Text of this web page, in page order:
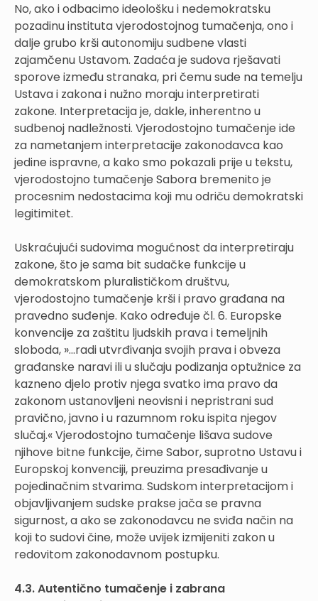
No, ako i odbacimo ideološku i nedemokratsku
pozadinu instituta vjerodostojnog tumačenja, ono i
dalje grubo krši autonomiju sudbene vlasti
zajamčenu Ustavom. Zadaća je sudova rješavati
sporove između stranaka, pri čemu sude na temelju
Ustava i zakona i nužno moraju interpretirati
zakone. Interpretacija je, dakle, inherentno u
sudbenoj nadležnosti. Vjerodostojno tumačenje ide
za nametanjem interpretacije zakonodavca kao
jedine ispravne, a kako smo pokazali prije u tekstu,
vjerodostojno tumačenje Sabora bremenito je
procesnim nedostacima koji mu odriču demokratski
legitimitet.
Uskraćujući sudovima mogućnost da interpretiraju
zakone, što je sama bit sudačke funkcije u
demokratskom pluralističkom društvu,
vjerodostojno tumačenje krši i pravo građana na
pravedno suđenje. Kako određuje čl. 6. Europske
konvencije za zaštitu ljudskih prava i temeljnih
sloboda, »...radi utvrđivanja svojih prava i obveza
građanske naravi ili u slučaju podizanja optužnice za
kazneno djelo protiv njega svatko ima pravo da
zakonom ustanovljeni neovisni i nepristrani sud
pravično, javno i u razumnom roku ispita njegov
slučaj.« Vjerodostojno tumačenje lišava sudove
njihove bitne funkcije, čime Sabor, suprotno Ustavu i
Europskoj konvenciji, preuzima presađivanje u
pojedinačnim stvarima. Sudskom interpretacijom i
objavljivanjem sudske prakse jača se pravna
sigurnost, a ako se zakonodavcu ne sviđa način na
koji to sudovi čine, može uvijek izmijeniti zakon u
redovitom zakonodavnom postupku.
4.3. Autentično tumačenje i zabrana